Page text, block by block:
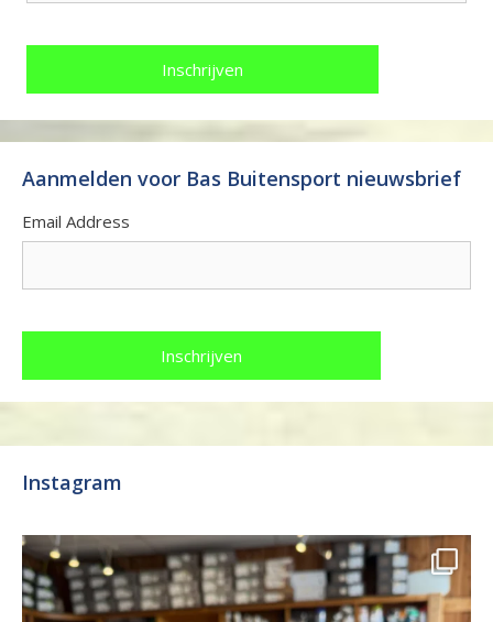
Aanmelden voor Bas Buitensport nieuwsbrief
Email Address
Instagram